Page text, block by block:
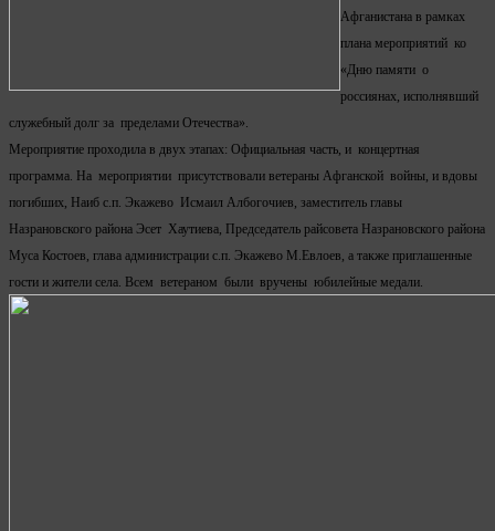
Афганистана в рамках
плана мероприятий ко
«Дню памяти о
россиянах, исполнявший
служебный долг за пределами Отечества».
Мероприятие проходила в двух этапах: Официальная часть, и концертная
программа. На мероприятии присутствовали ветераны Афганской войны, и вдовы
погибших, Наиб с.п. Экажево Исмаил Албогочиев, заместитель главы
Назрановского района Эсет Хаутиева, Председатель райсовета Назрановского района
Муса Костоев, глава администрации с.п. Экажево М.Евлоев, а также приглашенные
гости и жители села. Всем ветераном были вручены юбилейные медали.